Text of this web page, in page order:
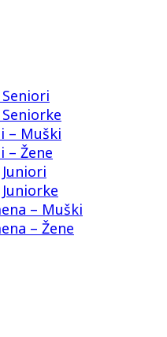
– Muški
– Žene
– Muški
– Žene